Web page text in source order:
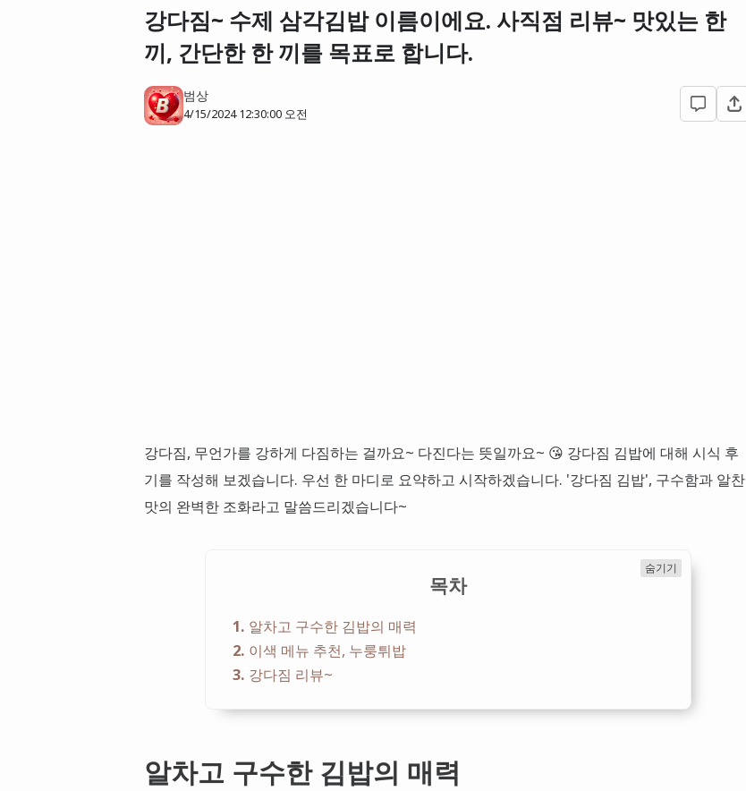
강다짐~ 수제 삼각김밥 이름이에요. 사직점 리뷰~ 맛있는 한
끼, 간단한 한 끼를 목표로 합니다.
범상
4/15/2024 12:30:00 오전
강다짐, 무언가를 강하게 다짐하는 걸까요~ 다진다는 뜻일까요~ 😘 강다짐 김밥에 대해 시식 후
기를 작성해 보겠습니다. 우선 한 마디로 요약하고 시작하겠습니다. '강다짐 김밥', 구수함과 알찬
맛의 완벽한 조화라고 말씀드리겠습니다~
목차
숨기기
1 알차고 구수한 김밥의 매력
2 이색 메뉴 추천, 누룽튀밥
3 강다짐 리뷰~
알차고 구수한 김밥의 매력